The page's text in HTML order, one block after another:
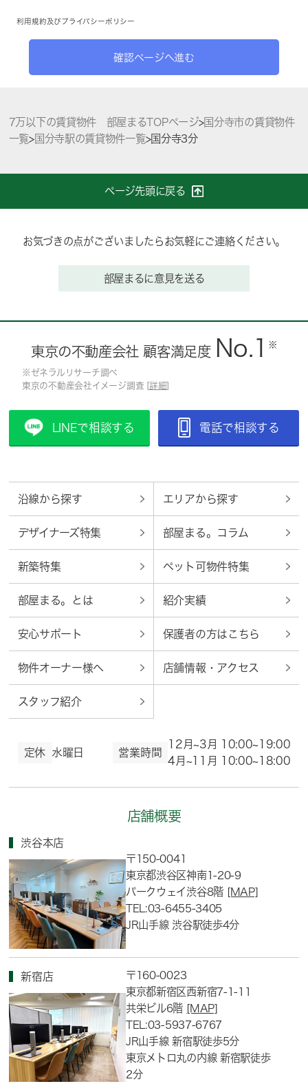
利用規約 及び プライバシーポリシー
確認ページへ進む
7万以下の賃貸物件 部屋まるTOPページ>国分寺市の賃貸物件
一覧>国分寺駅の賃貸物件一覧>国分寺3分
ページ先頭に戻る
お気づきの点がございましたらお気軽にご連絡ください。
部屋まるに意見を送る
東京の不動産会社 顧客満足度 No.1 ※
※ゼネラルリサーチ調べ
東京の不動産会社イメージ調査 [詳細]
LINEで相談する 電話で相談する
沿線から探す エリアから探す
デザイナーズ特集 部屋まる。コラム
新築特集 ペット可物件特集
部屋まる。とは 紹介実績
安心サポート 保護者の方はこちら
物件オーナー様へ 店舗情報・アクセス
スタッフ紹介
定休 水曜日 営業時間
12月~3月 10:00~19:00
4月~11月 10:00~18:00
店舗概要
渋谷本店
〒150-0041
東京都渋谷区神南1-20-9
パークウェイ渋谷8階 [MAP]
TEL:03-6455-3405
JR山手線 渋谷駅徒歩4分
新宿店
〒160-0023
東京都新宿区西新宿7-1-11
共栄ビル6階 [MAP]
TEL:03-5937-6767
JR山手線 新宿駅徒歩5分
東京メトロ丸の内線 新宿駅徒歩
2分